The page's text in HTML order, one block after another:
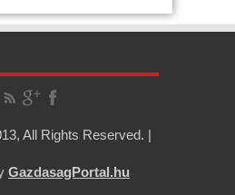
All Rights Reserved. |
GazdasagPortal.hu